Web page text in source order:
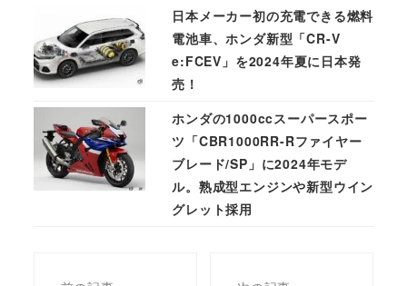
日本メーカー初の充電できる燃料
電池車、ホンダ新型「CR-V
e:FCEV」を2024年夏に日本発
売！
ホンダの1000ccスーパースポー
ツ「CBR1000RR-Rファイヤー
ブレード/SP」に2024年モデ
ル。熟成型エンジンや新型ウイン
グレット採用